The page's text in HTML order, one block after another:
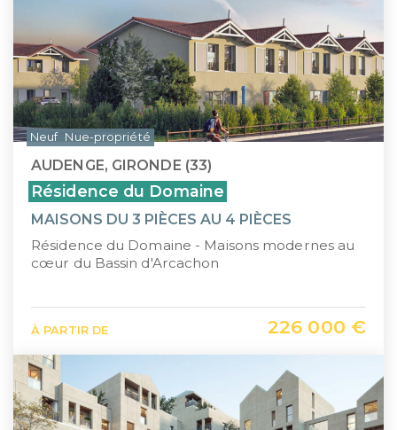
AUDENGE, GIRONDE (33)
Résidence du Domaine
MAISONS DU 3 PIÈCES AU 4 PIÈCES
Résidence du Domaine - Maisons modernes au
cœur du Bassin d'Arcachon
À PARTIR DE 226 000 €
Neuf Nue-propriété